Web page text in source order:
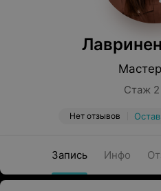
Стаж 2
Нет отзывов
Запись Инфо